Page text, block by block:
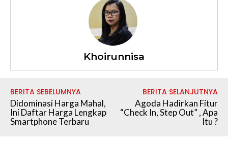
Khoirunnisa
BERITA SEBELUMNYA
Didominasi Harga Mahal,
Ini Daftar Harga Lengkap
Smartphone Terbaru
BERITA SELANJUTNYA
Agoda Hadirkan Fitur
“Check In, Step Out” , Apa
Itu ?